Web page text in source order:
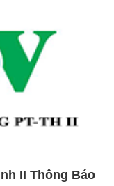
II Thông Báo